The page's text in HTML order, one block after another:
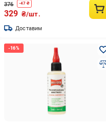
376 -47 ₴
329 ₴/шт.
Доставим